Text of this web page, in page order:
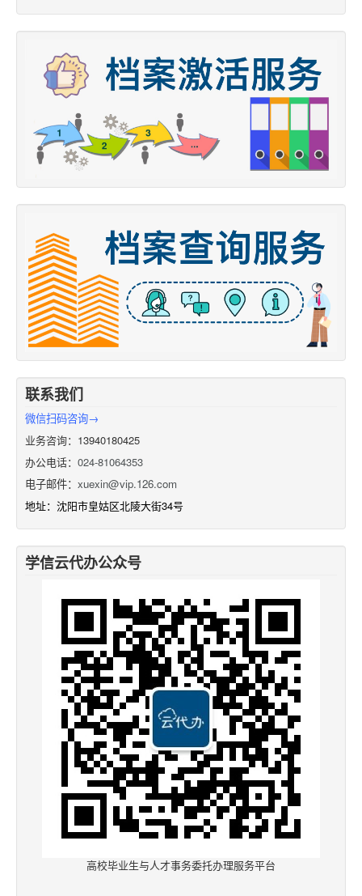
联系我们
微信扫码咨询→
业务咨询：13940180425
办公电话： 024-81064353
电子邮件： xuexin@vip.126.com
地址：沈阳市皇姑区北陵大街34号
学信云代办公众号
高校毕业生与人才事务委托办理服务平台